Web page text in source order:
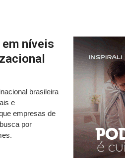
níveis
brasileira
e
empresas de
por